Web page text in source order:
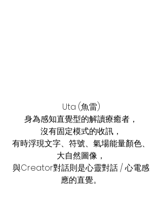
Uta (魚雷)
身為感知直覺型的解讀療癒者，
沒有固定模式的收訊，
有時浮現文字、符號、氣場能量顏色、
大自然圖像，
與Creator對話則是心靈對話 / 心電感
應的直覺。